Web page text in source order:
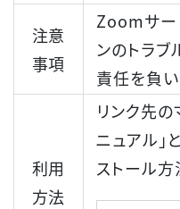
注意
事項
Zoomサー
ンのトラ
責任を負い
利用
方法
リンク先
ニュアル」
ストール